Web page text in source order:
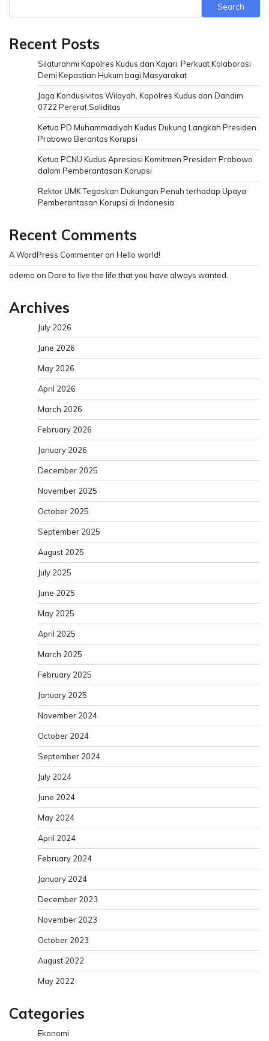
Search
Recent Posts
Silaturahmi Kapolres Kudus dan Kajari, Perkuat Kolaborasi
Demi Kepastian Hukum bagi Masyarakat
Jaga Kondusivitas Wilayah, Kapolres Kudus dan Dandim
0722 Pererat Soliditas
Ketua PD Muhammadiyah Kudus Dukung Langkah Presiden
Prabowo Berantas Korupsi
Ketua PCNU Kudus Apresiasi Komitmen Presiden Prabowo
dalam Pemberantasan Korupsi
Rektor UMK Tegaskan Dukungan Penuh terhadap Upaya
Pemberantasan Korupsi di Indonesia
Recent Comments
A WordPress Commenteron Hello world!
ademo on Dare to live the life that you have always wanted.
Archives
July 2026
June 2026
May 2026
April 2026
March 2026
February 2026
January 2026
December 2025
November 2025
October 2025
September 2025
August 2025
July 2025
June 2025
May 2025
April 2025
March 2025
February 2025
January 2025
November 2024
October 2024
September 2024
July 2024
June 2024
May 2024
April 2024
February 2024
January 2024
December 2023
November 2023
October 2023
August 2022
May 2022
Categories
Ekonomi